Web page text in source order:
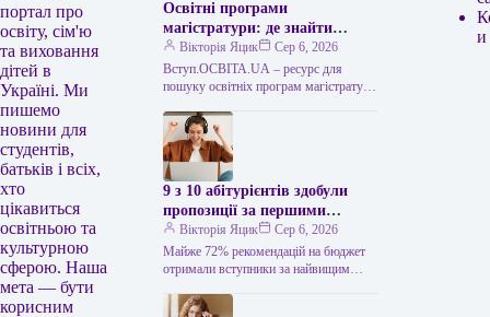
портал про
освіту, сім'ю
та виховання
дітей в
Україні. Ми
пишемо
новини для
студентів,
батьків і всіх,
хто
цікавиться
освітньою та
культурною
сферою. Наша
мета — бути
корисним
Освітні програми
магістратури: де знайти
відомості
Вікторія Яцик
Сер 6, 2026
Вступ.ОСВІТА.UA – ресурс для
пошуку освітніх програм магістратури
відомості Для вибору напряму
підготовки вступники до
магістратури…
9 з 10 абітурієнтів здобули
пропозиції за першими
трьома побажаннями
Вікторія Яцик
Сер 6, 2026
Майже 72% рекомендацій на бюджет
отримали вступники за найвищим
абітурієнтів здобули рекомендації за 1–
и